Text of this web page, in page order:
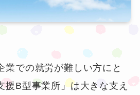
業での就労が難しい方にと
援B型事業所」は大きな支え